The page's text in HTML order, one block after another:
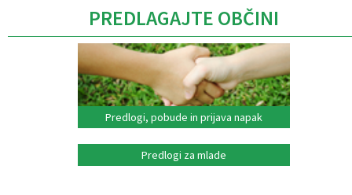
PREDLAGAJTE OBČINI
Predlogi, pobude in prijava napak
Predlogi za mlade